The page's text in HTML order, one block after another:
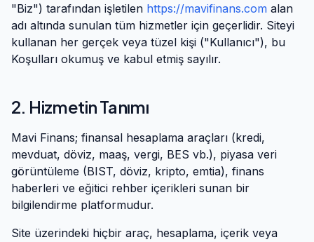
"Biz") tarafından işletilen https://mavifinans.com alan
adı altında sunulan tüm hizmetler için geçerlidir. Siteyi
kullanan her gerçek veya tüzel kişi ("Kullanıcı"), bu
Koşulları okumuş ve kabul etmiş sayılır.
2. Hizmetin Tanımı
Mavi Finans; finansal hesaplama araçları (kredi,
mevduat, döviz, maaş, vergi, BES vb.), piyasa veri
görüntüleme (BIST, döviz, kripto, emtia), finans
haberleri ve eğitici rehber içerikleri sunan bir
bilgilendirme platformudur.
Site üzerindeki hiçbir araç, hesaplama, içerik veya